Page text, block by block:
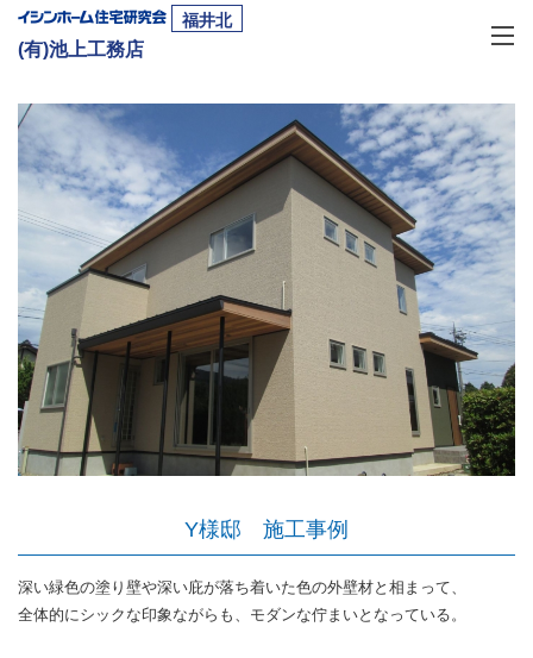
福井北
(有)池上工務店
Y様邸 施工事例
深い緑色の塗り壁や深い庇が落ち着いた色の外壁材と相まって、
全体的にシックな印象ながらも、モダンな佇まいとなっている。